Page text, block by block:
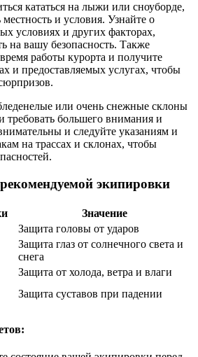
кататься на лыжи или сноуборде,
местность и условия. Узнайте о
условиях и других факторах,
на вашу безопасность. Также
работы курорта и получите
и предоставляемых услугах, чтобы
или очень снежные склоны
большего внимания и
и следуйте указаниям и
на трассах и склонах, чтобы
экипировки
Значение
Защита головы от ударов
Защита глаз от солнечного света и
снега
Защита от холода, ветра и влаги
Защита суставов при падении